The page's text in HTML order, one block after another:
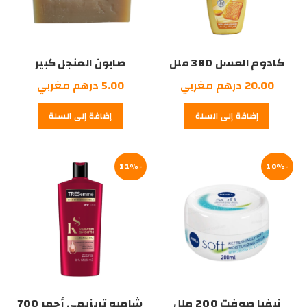
كادوم العسل 380 ملل
20.00 درهم مغربي
إضافة إلى السلة
صابون المنجل كبير
5.00درهم مغربي
إضافة إلى السلة
-10%
-11%